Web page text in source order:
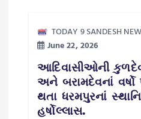
TODAY 9 SANDESH
June 22, 2026
આદિવાસીઓની
અને બરામદેવનાં વર્ષો
થતા ધરમપુરનાં
હર્ષોલ્લાસ.